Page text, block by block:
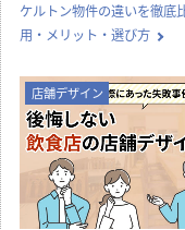
ケルトン物件の違いを徹底
用・メリット・選び方
店舗デザイン